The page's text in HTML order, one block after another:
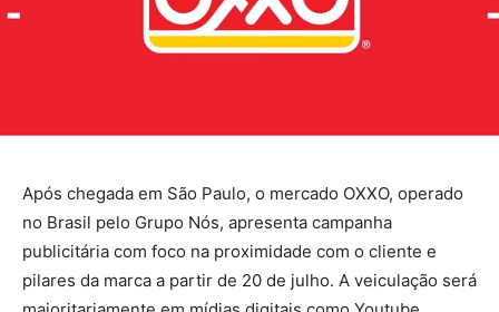
Após chegada em São Paulo, o mercado OXXO, operado
no Brasil pelo Grupo Nós, apresenta campanha
publicitária com foco na proximidade com o cliente e
pilares da marca a partir de 20 de julho. A veiculação será